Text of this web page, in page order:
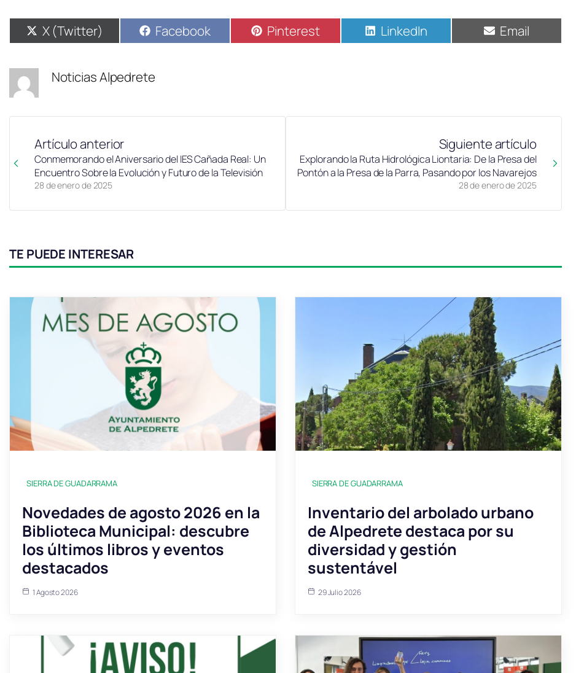
X (Twitter) Facebook Pinterest LinkedIn Email
Noticias Alpedrete
Artículo anterior
28 de enero de 2025
Conmemorando el Aniversario del IES Cañada Real: Un
Encuentro Sobre la Evolución y Futuro de la Televisión
Siguiente artículo
28 de enero de 2025
Explorando la Ruta Hidrológica Liontaria: De la Presa del
Pontón a la Presa de la Parra, Pasando por los Navarejos
TE PUEDE INTERESAR
SIERRA DE GUADARRAMA
Novedades de agosto 2026 en la
Biblioteca Municipal: descubre
los últimos libros y eventos
destacados
1 Agosto 2026
SIERRA DE GUADARRAMA
Inventario del arbolado urbano
de Alpedrete destaca por su
diversidad y gestión
sustentável
29 Julio 2026